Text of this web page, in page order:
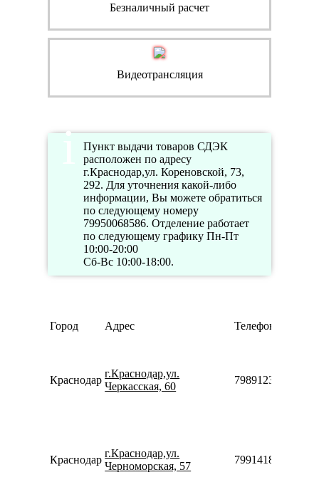
Безналичный расчет
Видеотрансляция
Пункт выдачи товаров СДЭК
расположен по адресу
г.Краснодар,ул. Кореновской, 73,
292. Для уточнения какой-либо
информации, Вы можете обратиться
по следующему номеру
79950068586. Отделение работает
по следующему графику Пн-Пт
10:00-20:00
Сб-Вс 10:00-18:00.
Город Адрес Телефон
Краснодар
г.Краснодар,ул.
Черкасская, 60
79891236034
Краснодар
г.Краснодар,ул.
Черноморская, 57
79914183081